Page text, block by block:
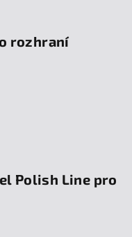
rozhraní
Polish Line pro